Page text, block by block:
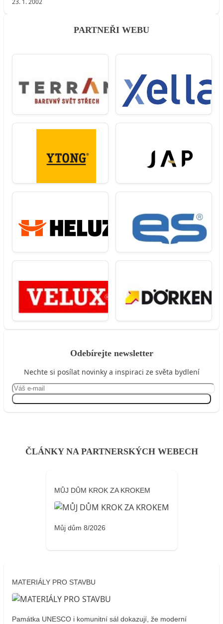
23. 1. 2002
PARTNEŘI WEBU
Odebírejte newsletter
Nechte si posílat novinky a inspiraci ze světa bydlení
ČLÁNKY NA PARTNERSKÝCH WEBECH
MŮJ DŮM KROK ZA KROKEM
Můj dům 8/2026
MATERIÁLY PRO STAVBU
Památka UNESCO i komunitní sál dokazují, že moderní